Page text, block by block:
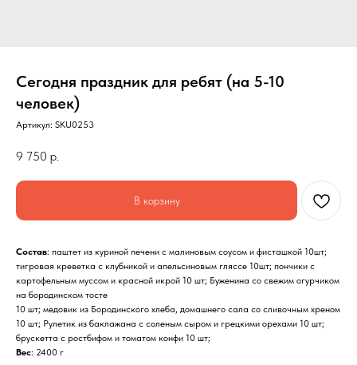
Сегодня праздник для ребят (на 5-10
человек)
Артикул: SKU0253
9 750 р.
В корзину
Состав: паштет из куриной печени с малиновым соусом и фисташкой 10шт;
тигровая креветка с клубникой и апельсиновым гляссе 10шт; пончики с
картофельным муссом и красной икрой 10 шт; Буженина со свежим огурчиком
на бородинском тосте
10 шт; медовик из Бородинского хлеба, домашнего сала со сливочным хреном
10 шт; Рулетик из баклажана с соленым сыром и грецкими орехами 10 шт;
брускетта с ростбифом и томатом конфи 10 шт;
Вес: 2400 г